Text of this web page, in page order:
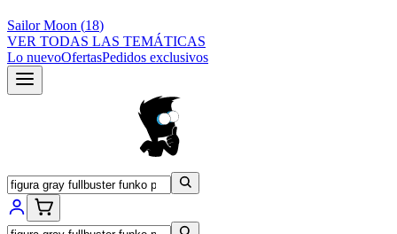
Sailor Moon (18)
VER TODAS LAS TEMÁTICAS
Lo nuevoOfertasPedidos exclusivos